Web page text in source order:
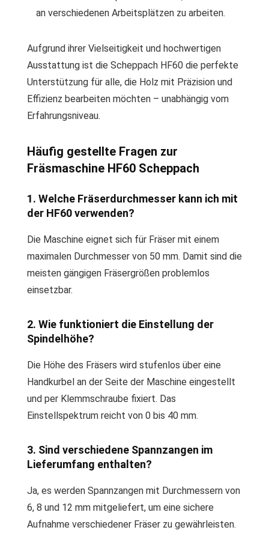
an verschiedenen Arbeitsplätzen zu arbeiten.
Aufgrund ihrer Vielseitigkeit und hochwertigen
Ausstattung ist die Scheppach HF60 die perfekte
Unterstützung für alle, die Holz mit Präzision und
Effizienz bearbeiten möchten – unabhängig vom
Erfahrungsniveau.
Häufig gestellte Fragen zur
Fräsmaschine HF60 Scheppach
1. Welche Fräserdurchmesser kann ich mit
der HF60 verwenden?
Die Maschine eignet sich für Fräser mit einem
maximalen Durchmesser von 50 mm. Damit sind die
meisten gängigen Fräsergrößen problemlos
einsetzbar.
2. Wie funktioniert die Einstellung der
Spindelhöhe?
Die Höhe des Fräsers wird stufenlos über eine
Handkurbel an der Seite der Maschine eingestellt
und per Klemmschraube fixiert. Das
Einstellspektrum reicht von 0 bis 40 mm.
3. Sind verschiedene Spannzangen im
Lieferumfang enthalten?
Ja, es werden Spannzangen mit Durchmessern von
6, 8 und 12 mm mitgeliefert, um eine sichere
Aufnahme verschiedener Fräser zu gewährleisten.